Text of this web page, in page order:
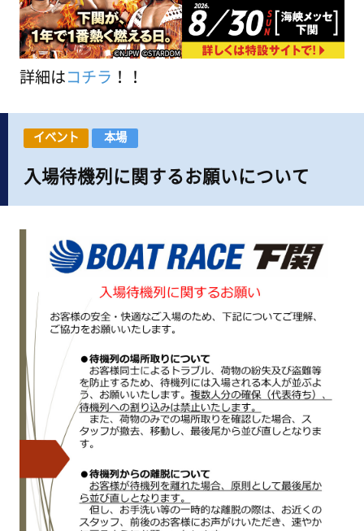
詳細は コチラ ！！
イベント 本場
入場待機列に関するお願いについて